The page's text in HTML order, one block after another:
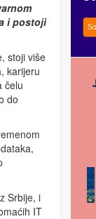
i postoji
stoji više
karijeru
čelu
do
Srbije, i
IT